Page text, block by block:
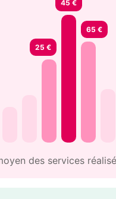
25 €
45 €
65 €
des services